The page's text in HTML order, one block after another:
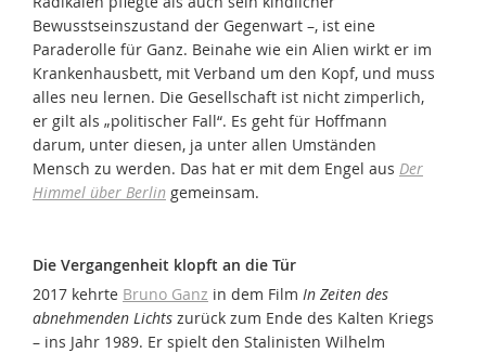
Bewusstseinszustand der Gegenwart –, ist eine
Paraderolle für Ganz. Beinahe wie ein Alien wirkt er im
Krankenhausbett, mit Verband um den Kopf, und muss
alles neu lernen. Die Gesellschaft ist nicht zimperlich,
er gilt als „politischer Fall“. Es geht für Hoffmann
darum, unter diesen, ja unter allen Umständen
Mensch zu werden. Das hat er mit dem Engel aus Der
Himmel über Berlin gemeinsam.
Die Vergangenheit klopft an die Tür
2017 kehrte Bruno Ganz in dem Film In Zeiten des
abnehmenden Lichts zurück zum Ende des Kalten Kriegs
– ins Jahr 1989. Er spielt den Stalinisten Wilhelm